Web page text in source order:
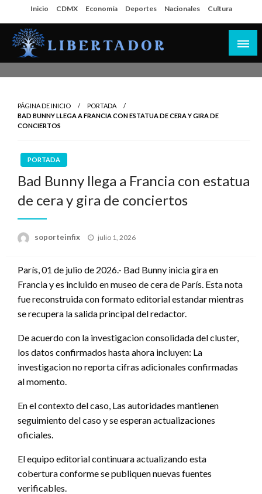
al
contenido
Inicio CDMX Economía Deportes Nacionales Cultura
PÁGINA DE INICIO
PORTADA
BAD BUNNY LLEGA A FRANCIA CON ESTATUA DE CERA Y GIRA DE
CONCIERTOS
PORTADA
Bad Bunny llega a Francia con estatua
de cera y gira de conciertos
soporteinfix
Publicado
julio 1, 2026
París, 01 de julio de 2026.- Bad Bunny inicia gira en
Francia y es incluido en museo de cera de París. Esta nota
fue reconstruida con formato editorial estandar mientras
se recupera la salida principal del redactor.
De acuerdo con la investigacion consolidada del cluster,
los datos confirmados hasta ahora incluyen: La
investigacion no reporta cifras adicionales confirmadas
al momento.
En el contexto del caso, Las autoridades mantienen
seguimiento del caso y se esperan actualizaciones
oficiales.
El equipo editorial continuara actualizando esta
cobertura conforme se publiquen nuevas fuentes
verificables.